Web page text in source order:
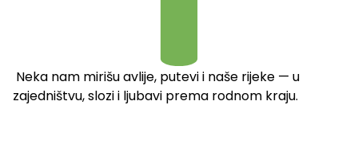
Neka nam mirišu avlije, putevi i naše rijeke — u
zajedništvu, slozi i ljubavi prema rodnom kraju.